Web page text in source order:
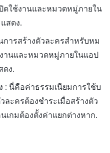
ดใช้งานและหมวดหมู่ภายใน
สดง.
การสร้างตัวละครสำหรับหม
านและหมวดหมู่ภายในแอป
ดง.
: นี่คือค่าธรรมเนียมการใช้บ
ละครต้องชำระเมื่อสร้างตัว
เกมต้องตั้งค่าแยกต่างหาก.